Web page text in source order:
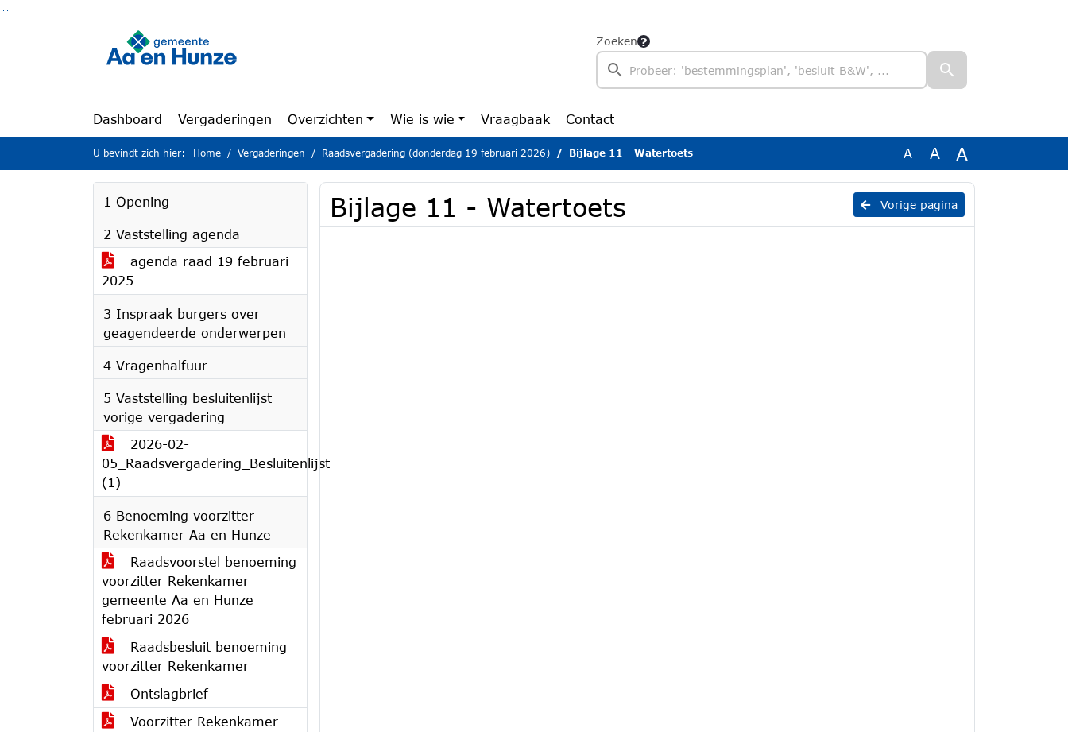
Zoeken
Dashboard Vergaderingen Overzichten Wie is wie Vraagbaak Contact
U bevindt zich hier: Home Vergaderingen Raadsvergadering (donderdag 19 februari 2026) Bijlage 11 - Watertoets A A A
1 Opening
2 Vaststelling agenda
agenda raad 19 februari
2025
3 Inspraak burgers over
geagendeerde onderwerpen
4 Vragenhalfuur
5 Vaststelling besluitenlijst
vorige vergadering
2026-02-
05_Raadsvergadering_Besluitenlijst
(1)
6 Benoeming voorzitter
Rekenkamer Aa en Hunze
Raadsvoorstel benoeming
voorzitter Rekenkamer
gemeente Aa en Hunze
februari 2026
Raadsbesluit benoeming
voorzitter Rekenkamer
Ontslagbrief
Voorzitter Rekenkamer
Vorige pagina
Bijlage 11 - Watertoets